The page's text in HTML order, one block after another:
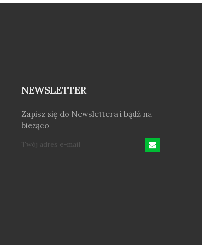
NEWSLETTER
Zapisz się do Newslettera i bądź na
bieżąco!